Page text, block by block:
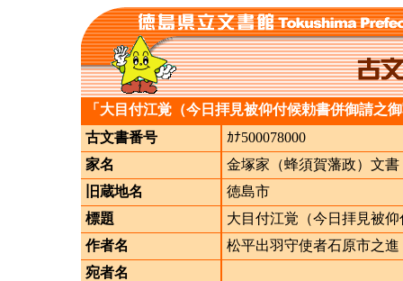
「大目付江覚（今日拝見被仰付候勅書併御請之
古文書番号
ｶﾅ500078000
家名
金塚家（蜂須賀藩政）文書
旧蔵地名
徳島市
標題
大目付江覚（今日拝見被
作者名
松平出羽守使者石原市之
宛者名